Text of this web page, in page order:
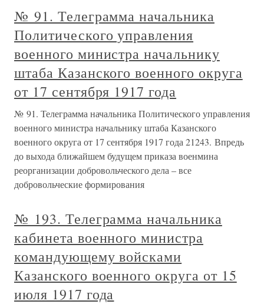
№ 91. Телеграмма начальника
Политического управления
военного министра начальнику
штаба Казанского военного округа
от 17 сентября 1917 года
№ 91. Телеграмма начальника Политического управления
военного министра начальнику штаба Казанского
военного округа от 17 сентября 1917 года 21243. Впредь
до выхода ближайшем будущем приказа военмина
реорганизации добровольческого дела – все
добровольческие формирования
№ 193. Телеграмма начальника
кабинета военного министра
командующему войсками
Казанского военного округа от 15
июля 1917 года